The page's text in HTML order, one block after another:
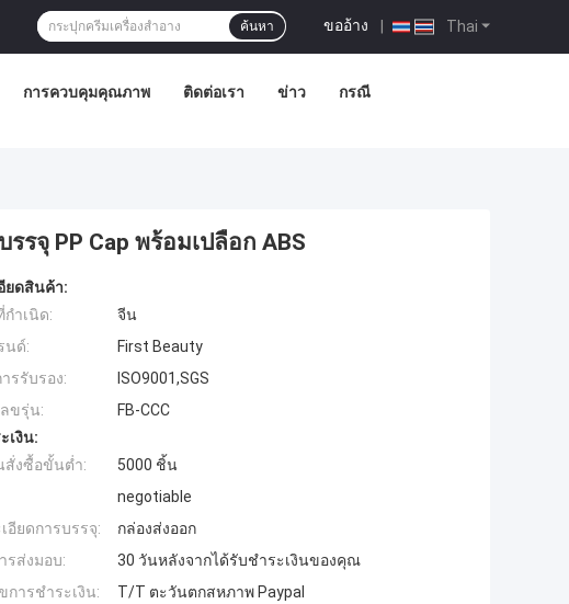
Thai
ขออ้าง |
ค้นหา
การควบคุมคุณภาพ ติดต่อเรา ข่าว กรณี
รจุ PP Cap พร้อมเปลือก ABS
ยดสินค้า:
ำเนิด:
จีน
นด์:
First Beauty
รรับรอง:
ISO9001,SGS
ขรุ่น:
FB-CCC
เงิน:
สั่งซื้อขั้นต่ำ:
5000 ชิ้น
negotiable
อียดการบรรจุ:
กล่องส่งออก
รส่งมอบ:
30 วันหลังจากได้รับชำระเงินของคุณ
การชำระเงิน:
T/T ตะวันตกสหภาพ Paypal